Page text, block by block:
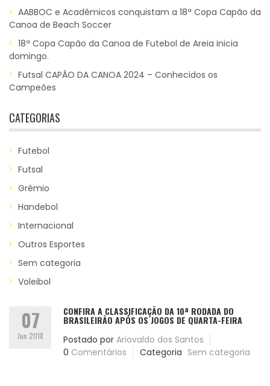
AABBOC e Acadêmicos conquistam a 18ª Copa Capão da
Canoa de Beach Soccer
18ª Copa Capão da Canoa de Futebol de Areia inicia
domingo.
Futsal CAPÃO DA CANOA 2024 – Conhecidos os
Campeões
CATEGORIAS
Futebol
Futsal
Grêmio
Handebol
Internacional
Outros Esportes
Sem categoria
Voleibol
07
Jun 2018
CONFIRA A CLASSIFICAÇÃO DA 10ª RODADA DO
BRASILEIRÃO APÓS OS JOGOS DE QUARTA-FEIRA
Postado por Ariovaldo dos Santos
0 Comentários Categoria Sem categoria